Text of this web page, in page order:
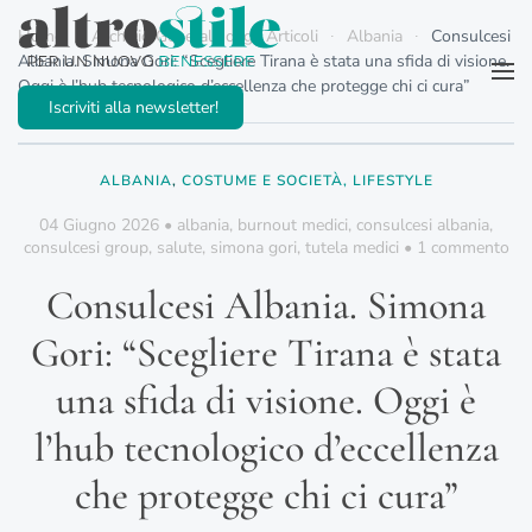
Passa al contenuto principale
Iscriviti alla newsletter!
Home Archivio Generale degli Articoli Albania
Consulcesi
Albania. Simona Gori: “Scegliere Tirana è stata una sfida di visione.
Oggi è l’hub tecnologico d’eccellenza che protegge chi ci cura”
ALBANIA, COSTUME E SOCIETÀ, LIFESTYLE
04 Giugno 2026 • albania, burnout medici, consulcesi albania,
consulcesi group, salute, simona gori, tutela medici • 1 commentosu
Consulcesi Albania. Simona
Gori: “Scegliere Tirana è stata
una sfida di visione. Oggi è
l’hub tecnologico d’eccellenza
che protegge chi ci cura”